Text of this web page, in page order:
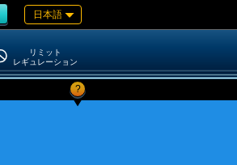
日本語
リミット
レギュレーション
?